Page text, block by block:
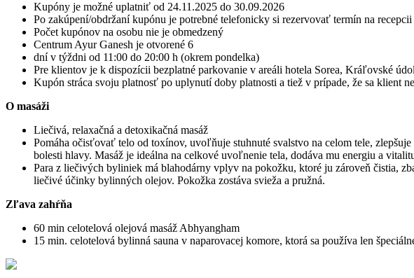
Kupóny je možné uplatniť od 24.11.2025 do 30.09.2026
Po zakúpení/obdržaní kupónu je potrebné telefonicky si rezervovať termín na
Počet kupónov na osobu nie je obmedzený
Centrum Ayur Ganesh je otvorené 6
dní v týždni od 11:00 do 20:00 h (okrem pondelka)
Pre klientov je k dispozícii bezplatné parkovanie v areáli hotela Sorea, Kráľovské
Kupón stráca svoju platnosť po uplynutí doby platnosti a tiež v prípade, že sa klient
O masáži
Liečivá, relaxačná a detoxikačná masáž
Pomáha očisťovať telo od toxínov, uvoľňuje stuhnuté svalstvo na celom tele,
bolesti hlavy. Masáž je ideálna na celkové uvoľnenie tela, dodáva mu energiu a
Para z liečivých byliniek má blahodárny vplyv na pokožku, ktoré ju zároveň čistia,
liečivé účinky bylinných olejov. Pokožka zostáva svieža a pružná.
Zľava zahŕňa
60 min celotelová olejová masáž Abhyangham
15 min. celotelová bylinná sauna v naparovacej komore, ktorá sa používa len